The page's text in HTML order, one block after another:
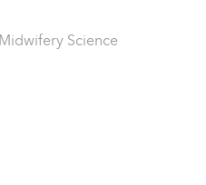
Midwifery Science